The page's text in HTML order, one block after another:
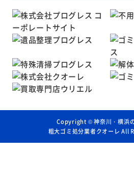
Copyright ©神奈川・横浜
粗大ゴミ処分業者クオーレ All